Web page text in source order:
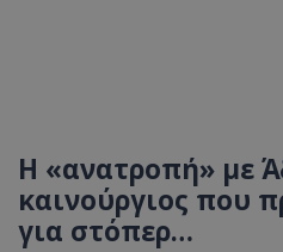
Η «ανατροπή» με
καινούργιος που
για στόπερ…